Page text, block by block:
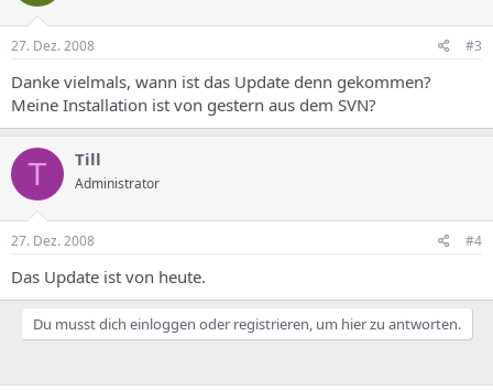
27. Dez. 2008 #3
Danke vielmals, wann ist das Update denn gekommen?
Meine Installation ist von gestern aus dem SVN?
T Till
Administrator
27. Dez. 2008 #4
Das Update ist von heute.
Du musst dich einloggen oder registrieren, um hier zu antworten.